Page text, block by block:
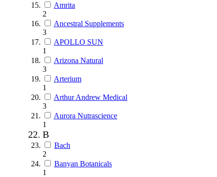
Amrita
2
Ancestral Supplements
3
APOLLO SUN
1
Arizona Natural
3
Arterium
1
Arthur Andrew Medical
3
Aurora Nutrascience
1
B
Bach
2
Banyan Botanicals
1